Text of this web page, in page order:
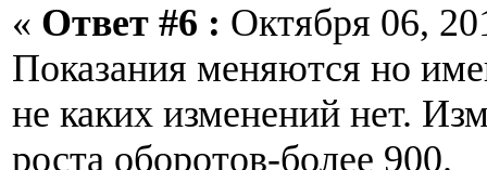
« Ответ #6 : Октября 06,
Показания меняются но
не каких изменений нет.
роста оборотов-более 900.